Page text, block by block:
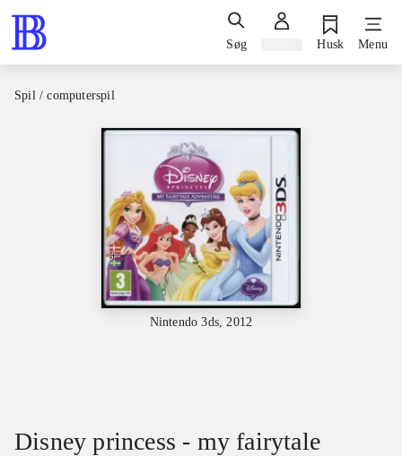
Søg Husk Menu
Spil / computerspil
Nintendo 3ds, 2012
Disney princess - my fairytale